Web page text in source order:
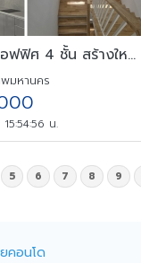
ขาย/เช่า โฮมออฟฟิศ 4 ชั้น สร้างใหม่ ซอยลาดพร้าววังหิน 32 แยก 6
มหานคร
น.
5 6 7 8 9
คอนโด